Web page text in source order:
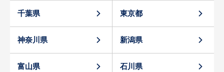
千葉県 東京都
神奈川県 新潟県
富山県 石川県